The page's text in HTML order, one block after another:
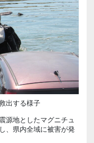
出する様子
源地としたマグニチュ
、県内全域に被害が発